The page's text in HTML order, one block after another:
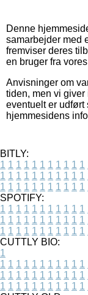
Denne
samarbejder med
fremviser deres
en bruger fra
Anvisninger om
tiden, men vi
eventuelt er
hjemmesidens
BITLY:
1 1 1 1 1 1 1 1 1 1 1
1 1 1 1 1 1 1 1 1 1 1
1 1 1 1 1 1 1 1 1 1 1
SPOTIFY:
1 1 1 1 1 1 1 1 1 1 1
1 1 1 1 1 1 1 1 1 1 1
1 1 1 1 1 1 1 1 1 1 1
CUTTLY BIO:
1
1 1 1 1 1 1 1 1 1 1 1
1 1 1 1 1 1 1 1 1 1 1
1 1 1 1 1 1 1 1 1 1 1